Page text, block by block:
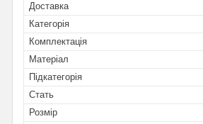
Доставка
Категорія
Комплектація
Матеріал
Підкатегорія
Стать
Розмір